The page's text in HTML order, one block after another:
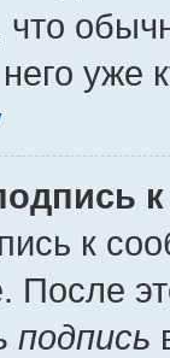
уже
к
После
подпись